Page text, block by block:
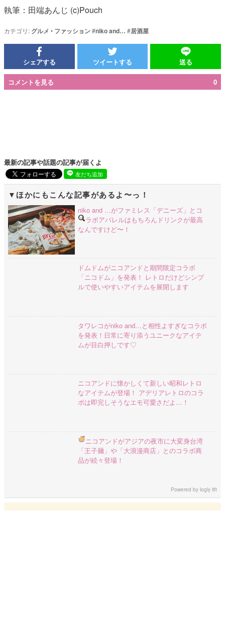
執筆：田端あんじ (c)Pouch
カテゴリ: グルメ • ファッション#niko and… #居酒屋
シェアする ツイートする 送る
コメントを見る 0
最新の記事や話題の記事が届くよ
友だち追加
ほかにもこんな記事があるよ〜っ！
niko and …がファミレス「デニーズ」とコ
ラボアパレルはもちろんドリンクが最高
なんですけど〜！
ドムドムがニコアンドと期間限定コラボ
「ニコドム」を発表！ レトロだけどシンプ
ルで使いやすいアイテムを展開します
タワレコがniko and…と相性よすぎなコラボ
を発表！日常に寄り添うユニークなアイテ
ムが目白押しです♡
ニコアンドに懐かしくて新しい昭和レトロ
なアイテムが登場！ アデリアレトロのコラ
ボは即完しそうなエモ可愛さだよ…！
ニコアンドがアジアの夜市に大変身台湾
「王子麺」や「大浪漫商店」とのコラボ商
品が続々登場！
Powered bylogly lift